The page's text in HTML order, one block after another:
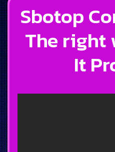
Sbotop
The right
It